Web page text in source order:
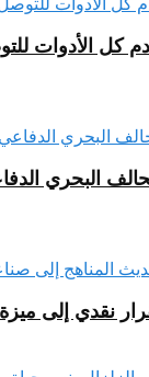
الأدوات
البحري
نقدي إلى